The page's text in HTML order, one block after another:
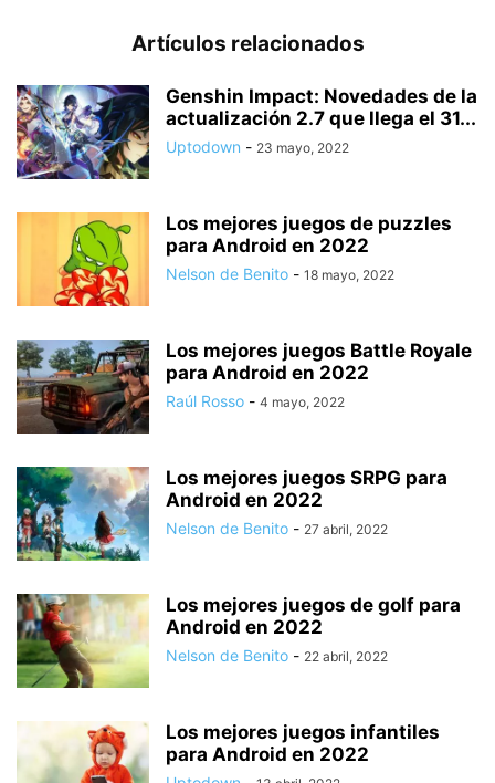
Artículos relacionados
Genshin Impact: Novedades de la
actualización 2.7 que llega el 31...
Uptodown - 23 mayo, 2022
Los mejores juegos de puzzles
para Android en 2022
Nelson de Benito - 18 mayo, 2022
Los mejores juegos Battle Royale
para Android en 2022
Raúl Rosso - 4 mayo, 2022
Los mejores juegos SRPG para
Android en 2022
Nelson de Benito - 27 abril, 2022
Los mejores juegos de golf para
Android en 2022
Nelson de Benito - 22 abril, 2022
Los mejores juegos infantiles
para Android en 2022